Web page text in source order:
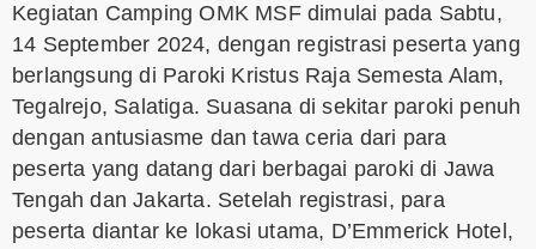
Kegiatan Camping OMK MSF dimulai pada Sabtu,
14 September 2024, dengan registrasi peserta yang
berlangsung di Paroki Kristus Raja Semesta Alam,
Tegalrejo, Salatiga. Suasana di sekitar paroki penuh
dengan antusiasme dan tawa ceria dari para
peserta yang datang dari berbagai paroki di Jawa
Tengah dan Jakarta. Setelah registrasi, para
peserta diantar ke lokasi utama, D’Emmerick Hotel,